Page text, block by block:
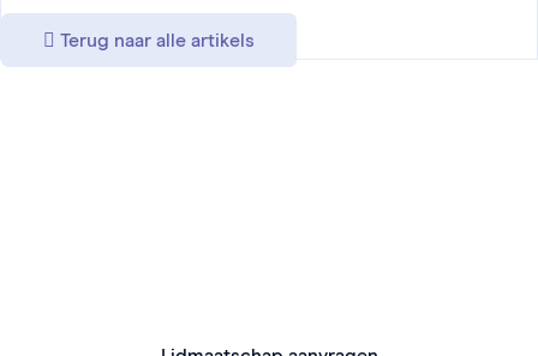
Terug naar alle artikels